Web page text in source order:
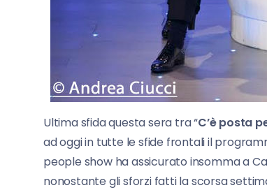
Ultima sfida questa sera tra “C’è posta
ad oggi in tutte le sfide frontali il
people show ha assicurato insomma a
nonostante gli sforzi fatti la scorsa